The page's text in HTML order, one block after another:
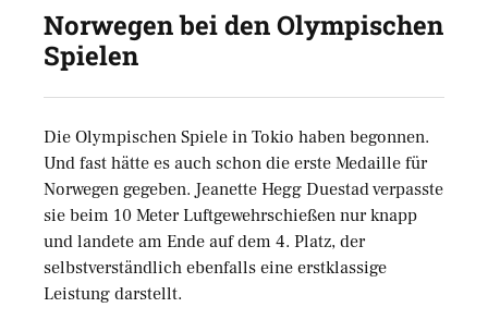
Norwegen bei den Olympischen
Spielen
Die Olympischen Spiele in Tokio haben begonnen.
Und fast hätte es auch schon die erste Medaille für
Norwegen gegeben. Jeanette Hegg Duestad verpasste
sie beim 10 Meter Luftgewehrschießen nur knapp
und landete am Ende auf dem 4. Platz, der
selbstverständlich ebenfalls eine erstklassige
Leistung darstellt.